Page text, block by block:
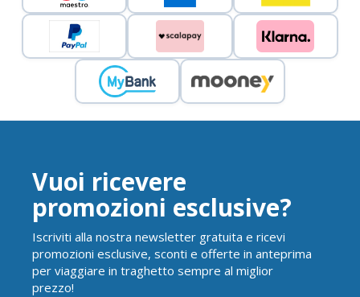
Vuoi ricevere
promozioni esclusive?
Iscriviti alla nostra newsletter gratuita e ricevi
promozioni esclusive, sconti e offerte in anteprima
per viaggiare in traghetto sempre al miglior
prezzo!